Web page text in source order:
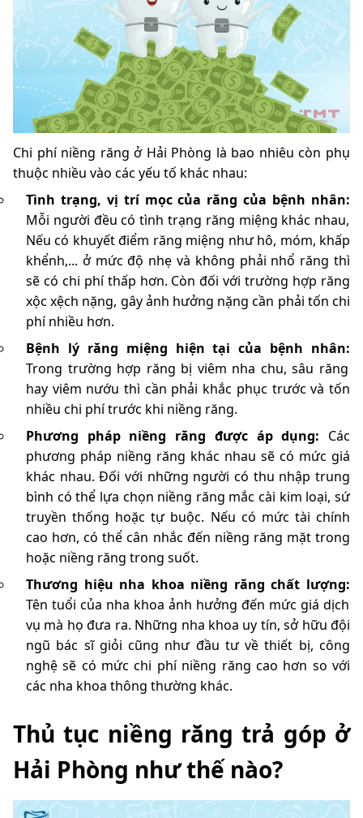
Chi phí niềng răng ở Hải Phòng là bao nhiêu còn phụ
thuộc nhiều vào các yếu tố khác nhau:
Tình trạng, vị trí mọc của răng của bệnh nhân:
Mỗi người đều có tình trạng răng miệng khác nhau,
Nếu có khuyết điểm răng miệng như hô, móm, khấp
khểnh,... ở mức độ nhẹ và không phải nhổ răng thì
sẽ có chi phí thấp hơn. Còn đối với trường hợp răng
xộc xệch nặng, gây ảnh hưởng nặng cần phải tốn chi
phí nhiều hơn.
Bệnh lý răng miệng hiện tại của bệnh nhân:
Trong trường hợp răng bị viêm nha chu, sâu răng
hay viêm nướu thì cần phải khắc phục trước và tốn
nhiều chi phí trước khi niềng răng.
Phương pháp niềng răng được áp dụng: Các
phương pháp niềng răng khác nhau sẽ có mức giá
khác nhau. Đối với những người có thu nhập trung
bình có thể lựa chọn niềng răng mắc cài kim loại, sứ
truyền thống hoặc tự buộc. Nếu có mức tài chính
cao hơn, có thể cân nhắc đến niềng răng mặt trong
hoặc niềng răng trong suốt.
Thương hiệu nha khoa niềng răng chất lượng:
Tên tuổi của nha khoa ảnh hưởng đến mức giá dịch
vụ mà họ đưa ra. Những nha khoa uy tín, sở hữu đội
ngũ bác sĩ giỏi cũng như đầu tư về thiết bị, công
nghệ sẽ có mức chi phí niềng răng cao hơn so với
các nha khoa thông thường khác.
Thủ tục niềng răng trả góp ở
Hải Phòng như thế nào?